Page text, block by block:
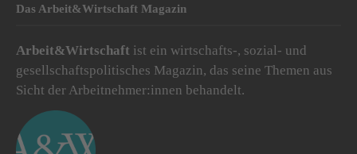
Das Arbeit&Wirtschaft Magazin
Arbeit&Wirtschaft ist ein wirtschafts-, sozial- und
gesellschaftspolitisches Magazin, das seine Themen aus
Sicht der Arbeitnehmer:innen behandelt.